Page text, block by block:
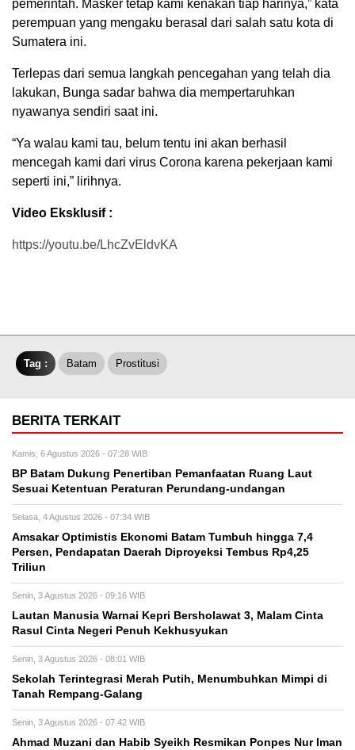
pemerintah. Masker tetap kami kenakan tiap harinya,” kata
perempuan yang mengaku berasal dari salah satu kota di
Sumatera ini.
Terlepas dari semua langkah pencegahan yang telah dia
lakukan, Bunga sadar bahwa dia mempertaruhkan
nyawanya sendiri saat ini.
“Ya walau kami tau, belum tentu ini akan berhasil
mencegah kami dari virus Corona karena pekerjaan kami
seperti ini,” lirihnya.
Video Eksklusif :
https://youtu.be/LhcZvEldvKA
Tag : Batam Prostitusi
BERITA TERKAIT
Kamis, 6 Agustus 2026 - 07:28 WIB
BP Batam Dukung Penertiban Pemanfaatan Ruang Laut
Sesuai Ketentuan Peraturan Perundang-undangan
Selasa, 4 Agustus 2026 - 07:34 WIB
Amsakar Optimistis Ekonomi Batam Tumbuh hingga 7,4
Persen, Pendapatan Daerah Diproyeksi Tembus Rp4,25
Triliun
Senin, 3 Agustus 2026 - 09:16 WIB
Lautan Manusia Warnai Kepri Bersholawat 3, Malam Cinta
Rasul Cinta Negeri Penuh Kekhusyukan
Senin, 3 Agustus 2026 - 08:01 WIB
Sekolah Terintegrasi Merah Putih, Menumbuhkan Mimpi di
Tanah Rempang-Galang
Senin, 3 Agustus 2026 - 07:42 WIB
Ahmad Muzani dan Habib Syeikh Resmikan Ponpes Nur Iman